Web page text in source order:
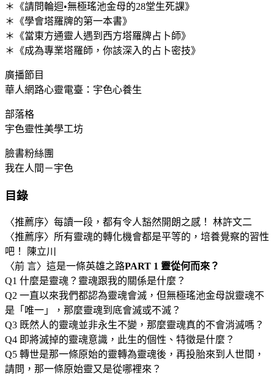
＊《請問輪迴•無極瑤池金母的28堂生死課》
＊《學會塔羅牌的第一本書》
＊《當東方通靈人遇到西方塔羅牌占卜師》
＊《成為專業塔羅師，你該深入的占卜密技》
廣播節目
華人網路心靈電臺：宇色心養生
部落格
宇色靈性美學工坊
臉書粉絲團
我在人間－宇色
目錄
〈推薦序〉每讀一段，都有令人豁然開朗之感！ 林許文二
〈推薦序〉所有靈魂的轉化機會都是平等的，培養覺察的習性
吧！ 陳立川
〈前 言〉這是一條英雄之路PART 1 靈從何而來？
Q1 什麼是靈魂？靈魂跟我的關係是什麼？
Q2 一直以來我們都認為靈魂會滅，但無極瑤池金母說靈魂不
是「唯一」，那麼靈魂到底會滅或不滅？
Q3 既然人的靈魂並非永生不變，那麼靈魂真的不會消滅嗎？
Q4 即將滅掉的靈魂意識，此生的個性、特徵是什麼？
Q5 轉世是那一條原始的靈轉為靈魂後，再投胎來到人世間，
請問，那一條原始靈又是從哪裡來？